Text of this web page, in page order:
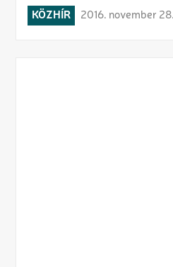
KÖZHÍR 2016. november 28.